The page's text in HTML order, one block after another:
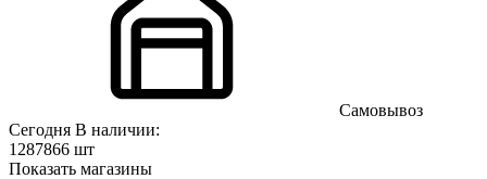
Самовывоз
Сегодня В наличии:
1287866 шт
Показать магазины